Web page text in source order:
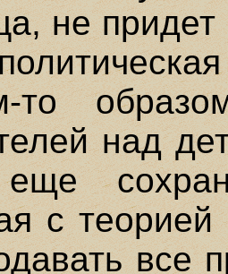
не придет
то
над
с
все